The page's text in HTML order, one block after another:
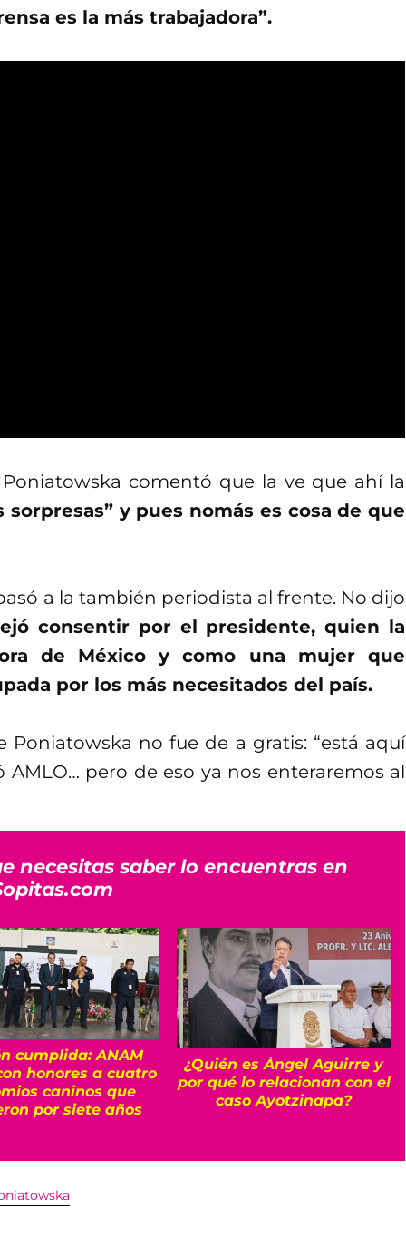
es la más trabajadora”.
comentó que la ve que ahí la
y pues nomás es cosa de que
a la también periodista al frente. No dijo
consentir por el presidente, quien la
de México y como una mujer que
por los más necesitados del país.
Poniatowska no fue de a gratis: “está aquí
pero de eso ya nos enteraremos al
necesitas saber lo encuentras en
cumplida: ANAM
honores a cuatro
caninos que
por siete años
¿Quién es Ángel Aguirre y
por qué lo relacionan con el
caso Ayotzinapa?